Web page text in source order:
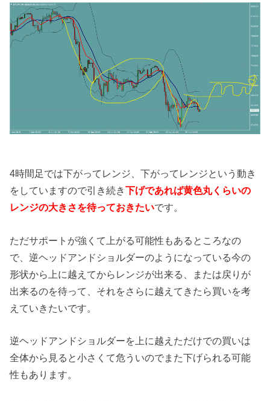
4時間足では下がってレンジ、下がってレンジという動き
をしていますので引き続き下げであれば黄色丸くらいの
レンジの大きさを待っておきたいです。
ただサポートが強くて上がる可能性もあるところなの
で、逆ヘッドアンドショルダーのようになっている今の
形状から上に越えてからレンジが出来る、または戻りが
出来るのを待って、それをさらに越えてきたら買いを考
えていきたいです。
逆ヘッドアンドショルダーを上に越えただけでの買いは
全体から見ると小さくて危ういのでまた下げられる可能
性もあります。